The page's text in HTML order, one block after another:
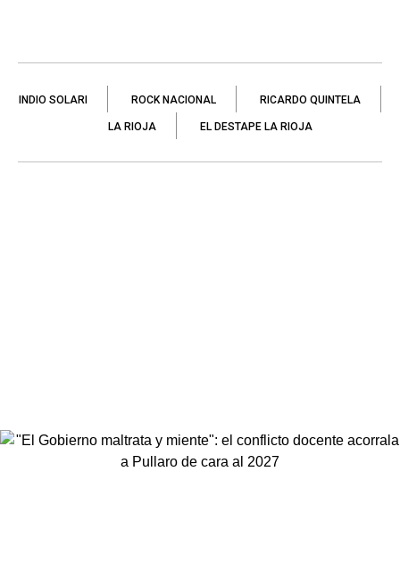
INDIO SOLARI ROCK NACIONAL RICARDO QUINTELA
LA RIOJA EL DESTAPE LA RIOJA